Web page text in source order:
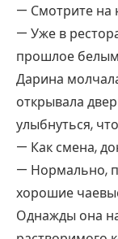
— Смотрите на
— Уже в
прошлое
Дарина
открывала
улыбнуться,
— Как смена,
— Нормально,
хорошие
Однажды она